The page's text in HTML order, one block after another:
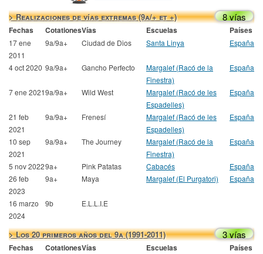
> Realizaciones de vías extremas (9a/+ et +) 8 vías
Fechas CotationesVías Escuelas Países
17 ene
2011
9a/9a+ Ciudad de Dios Santa Linya España
4 oct 2020 9a/9a+ Gancho Perfecto
Margalef (Racó de la
Finestra)
España
7 ene 20219a/9a+ Wild West
Margalef (Racó de les
Espadelles)
España
21 feb
2021
9a/9a+ Frenesí
Margalef (Racó de les
Espadelles)
España
10 sep
2021
9a/9a+ The Journey
Margalef (Racó de la
Finestra)
España
5 nov 20229a+ Pink Patatas Cabacés
España
26 feb
2023
9a+ Maya Margalef (El Purgatori) España
16 marzo
2024
9b E.L.L.I.E
> Los 20 primeros años del 9a (1991-2011) 3 vías
Fechas CotationesVías Escuelas Países